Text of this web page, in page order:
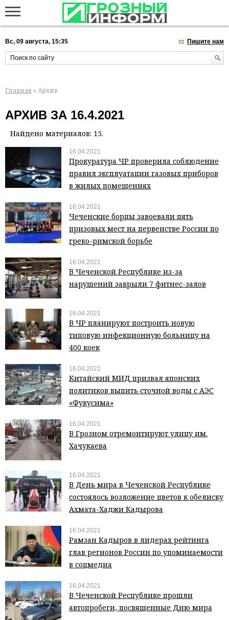
Вс, 09 августа, 15:35 Пишите нам
Главная » Архив
АРХИВ ЗА 16.4.2021
Найдено материалов: 15.
16.04.2021
Прокуратура ЧР проверила соблюдение
правил эксплуатации газовых приборов
в жилых помещениях
16.04.2021
Чеченские борцы завоевали пять
призовых мест на первенстве России по
греко-римской борьбе
16.04.2021
В Чеченской Республике из-за
нарушений закрыли 7 фитнес-залов
16.04.2021
В ЧР планируют построить новую
типовую инфекционную больницу на
400 коек
16.04.2021
Китайский МИД призвал японских
политиков выпить сточной воды с АЭС
«Фукусима»
16.04.2021
В Грозном отремонтируют улицу им.
Хачукаева
16.04.2021
В День мира в Чеченской Республике
состоялось возложение цветов к обелиску
Ахмата-Хаджи Кадырова
16.04.2021
Рамзан Кадыров в лидерах рейтинга
глав регионов России по упоминаемости
в соцмедиа
16.04.2021
В Чеченской Республике прошли
автопробеги, посвященные Дню мира